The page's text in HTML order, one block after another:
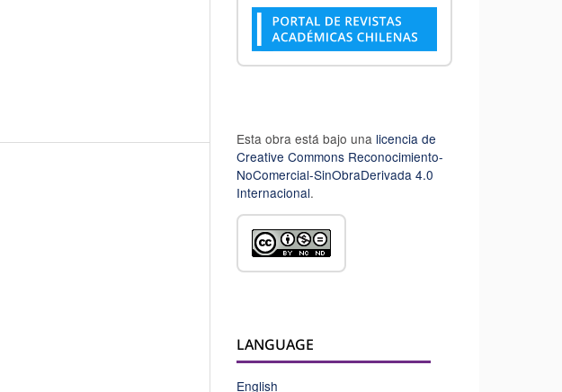
Esta obra está bajo una licencia de
Creative Commons Reconocimiento-
NoComercial-SinObraDerivada 4.0
Internacional.
LANGUAGE
English